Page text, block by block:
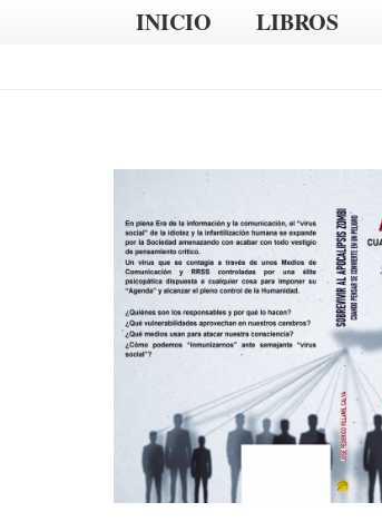
INICIO LIBROS